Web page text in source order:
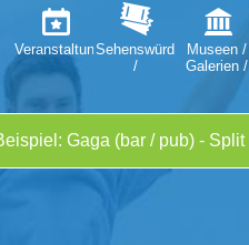
VeranstaltungenSehenswürdigkeiten
/
Museen /
Galerien /